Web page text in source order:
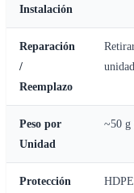
Instalación
Reparación
/
Reemplazo
unidad
Peso por
Unidad
~50
Protección